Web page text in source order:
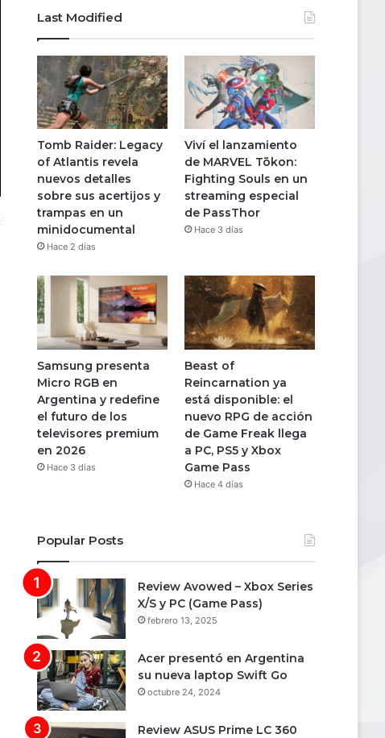
Last Modified
Tomb Raider: Legacy
of Atlantis revela
nuevos detalles
sobre sus acertijos y
trampas en un
minidocumental
Hace 2 días
Viví el lanzamiento
de MARVEL Tōkon:
Fighting Souls en un
streaming especial
de PassThor
Hace 3 días
Samsung presenta
Micro RGB en
Argentina y redefine
el futuro de los
televisores premium
en 2026
Hace 3 días
Beast of
Reincarnation ya
está disponible: el
nuevo RPG de acción
de Game Freak llega
a PC, PS5 y Xbox
Game Pass
Hace 4 días
Popular Posts
Review Avowed – Xbox Series
X/S y PC (Game Pass)
febrero 13, 2025
Acer presentó en Argentina
su nueva laptop Swift Go
octubre 24, 2024
Review ASUS Prime LC 360